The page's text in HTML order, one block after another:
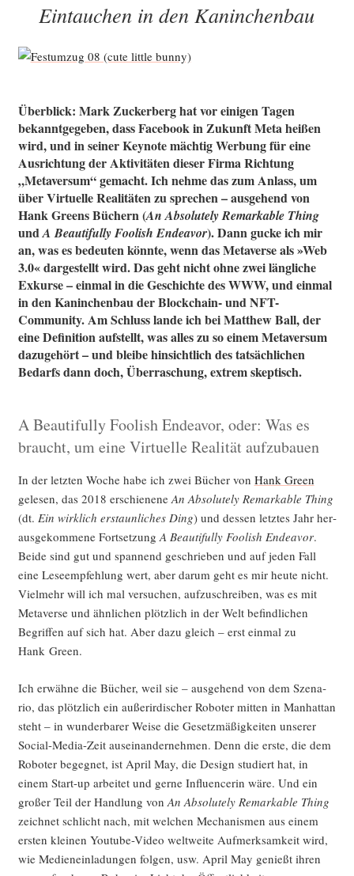
men­
Maschi­
nen­
träu­
me“
Eintauchen in den Kaninchenbau
Überblick: Mark Zuckerberg hat vor einigen Tagen
bekanntgegeben, dass Facebook in Zukunft Meta heißen
wird, und in seiner Keynote mächtig Werbung für eine
Ausrichtung der Aktivitäten dieser Firma Richtung
„Metaversum“ gemacht. Ich nehme das zum Anlass, um
über Virtuelle Realitäten zu sprechen – ausgehend von
Hank Greens Büchern (An Absolutely Remarkable Thing
undA Beautifully Foolish Endeavor). Dann gucke ich mir
an, was es bedeuten könnte, wenn das Metaverse als »Web
3.0« dargestellt wird. Das geht nicht ohne zwei längliche
Exkurse – einmal in die Geschichte des WWW, und einmal
in den Kaninchenbau der Blockchain- und NFT-
Community. Am Schluss lande ich bei Matthew Ball, der
eine Definition aufstellt, was alles zu so einem Metaversum
dazugehört – und bleibe hinsichtlich des tatsächlichen
Bedarfs dann doch, Überraschung, extrem skeptisch.
A Beautifully Foolish Endeavor, oder: Was es
braucht, um eine Virtuelle Realität aufzubauen
In der letz­ten Woche habe ich zwei Bücher von Hank Green
gele­sen, das 2018 erschie­ne­neAn Abso­lut­e­ly Remar­kab­le Thing
(dt. Ein wirk­lich erstaun­li­ches Ding) und des­sen letz­tes Jahr her­
aus­ge­kom­me­ne Fort­set­zungA Beau­tiful­ly Foo­lish Endea­vor.
Bei­de sind gut und span­nend geschrie­ben und auf jeden Fall
eine Lese­emp­feh­lung wert, aber dar­um geht es mir heu­te nicht.
Viel­mehr will ich mal ver­su­chen, auf­zu­schrei­ben, was es mit
Meta­ver­se und ähn­li­chen plötz­lich in der Welt befind­li­chen
Begrif­fen auf sich hat. Aber dazu gleich – erst ein­mal zu
Hank Green.
Ich erwäh­ne die Bücher, weil sie – aus­ge­hend von dem Sze­na­
rio, das plötz­lich ein außer­ir­di­scher Robo­ter mit­ten in Man­hat­tan
steht – in wun­der­ba­rer Wei­se die Gesetz­mä­ßig­kei­ten unse­rer
Social-Media-Zeit aus­ein­an­der­neh­men. Denn die ers­te, die dem
Robo­ter begeg­net, ist April May, die Design stu­diert hat, in
einem Start-up arbei­tet und ger­ne Influen­ce­rin wäre. Und ein
gro­ßer Teil der Hand­lung von An Abso­lut­e­ly Remar­kab­le Thing
zeich­net schlicht nach, mit wel­chen Mecha­nis­men aus einem
ers­ten klei­nen You­tube-Video welt­wei­te Auf­merk­sam­keit wird,
wie Medi­en­ein­la­dun­gen fol­gen, usw. April May genießt ihren